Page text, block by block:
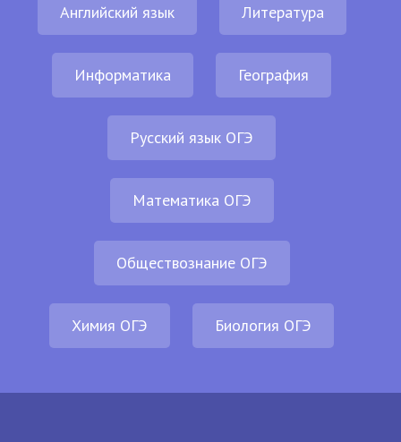
Английский язык Литература
Информатика География
Русский язык ОГЭ
Математика ОГЭ
Обществознание ОГЭ
Химия ОГЭ Биология ОГЭ